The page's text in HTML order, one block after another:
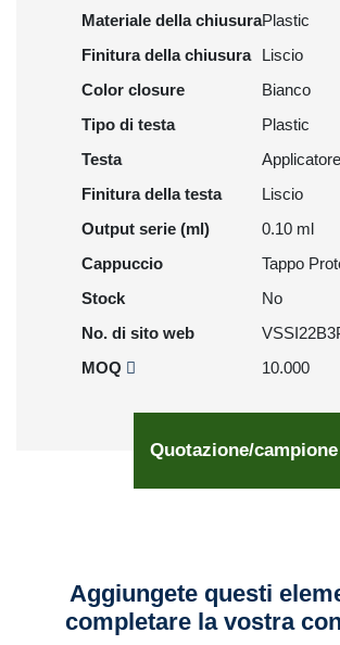
Materiale della chiusuraPlastic
Finitura della chiusura
Liscio
Color closure
Bianco
Tipo di testa
Plastic
Testa
Finitura della testa
Liscio
Output serie (ml)
0.10 ml
Cappuccio
Tappo
Stock
No
No. di sito web
MOQ
10.000
Quotazione/campione
Aggiungete questi
completare la vostra